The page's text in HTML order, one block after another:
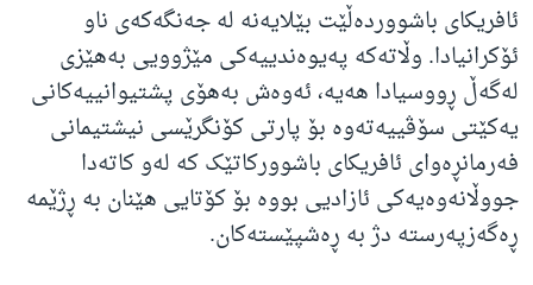
ئافریکای باشووردەڵێت بێلایەنە لە جەنگەکەی ناو
ئۆکرانیادا. وڵاتەکە پەیوەندییەکی مێژوویی بەهێزی
لەگەڵ ڕووسیادا هەیە، ئەوەش بەهۆی پشتیوانییەکانی
یەکێتی سۆڤییەتەوە بۆ پارتی کۆنگرێسی نیشتیمانی
فەرمانڕەوای ئافریکای باشوورکاتێک کە لەو کاتەدا
جووڵانەوەیەکی ئازادیی بووە بۆ کۆتایی هێنان بە ڕژێمە
ڕەگەزپەرستە دژ بە ڕەشپێستەکان.